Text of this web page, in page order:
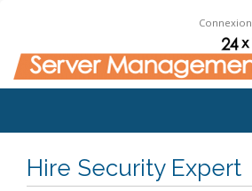
Connexion
Hire Security Expert